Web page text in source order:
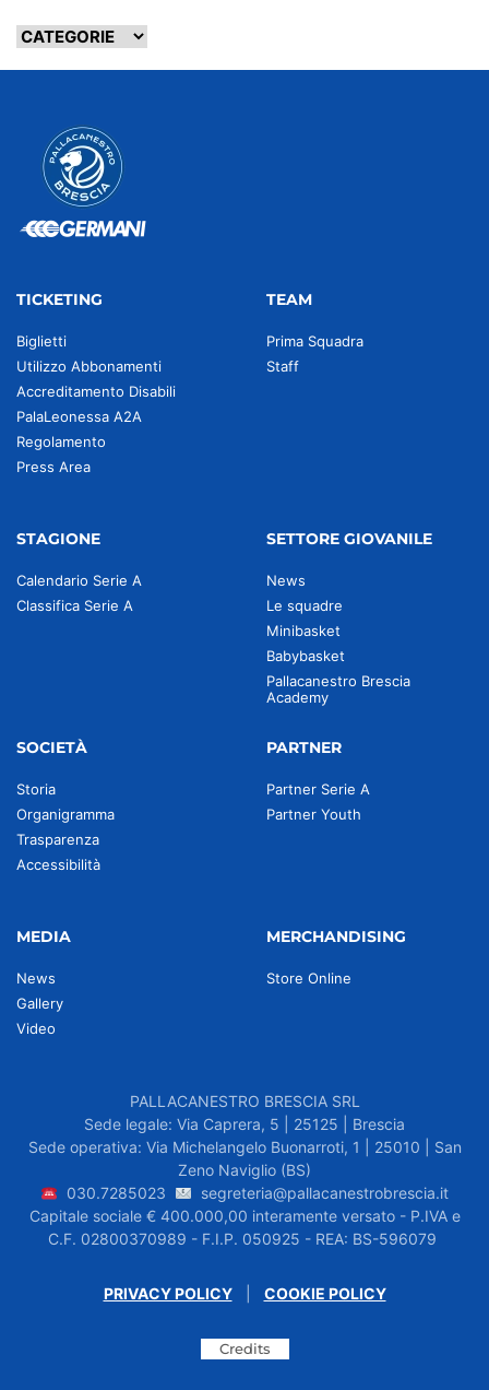
TICKETING
Biglietti
Utilizzo Abbonamenti
Accreditamento Disabili
PalaLeonessa A2A
Regolamento
Press Area
TEAM
Prima Squadra
Staff
STAGIONE
Calendario Serie A
Classifica Serie A
SETTORE GIOVANILE
News
Le squadre
Minibasket
Babybasket
Pallacanestro Brescia
Academy
SOCIETÀ
Storia
Organigramma
Trasparenza
Accessibilità
PARTNER
Partner Serie A
Partner Youth
MEDIA
News
Gallery
Video
MERCHANDISING
Store Online
PALLACANESTRO BRESCIA SRL
Sede legale: Via Caprera, 5 | 25125 | Brescia
Sede operativa: Via Michelangelo Buonarroti, 1 | 25010 | San
Zeno Naviglio (BS)
030.7285023
segreteria@pallacanestrobrescia.it
Capitale sociale € 400.000,00 interamente versato - P.IVA e
C.F. 02800370989 - F.I.P. 050925 - REA: BS-596079
PRIVACY POLICY| COOKIE POLICY
Credits